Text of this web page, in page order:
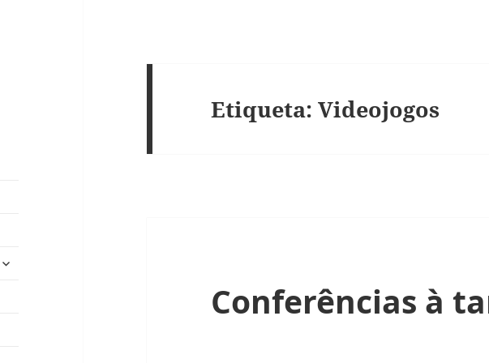
expandir
Etiqueta:Videojogos
Conferências à